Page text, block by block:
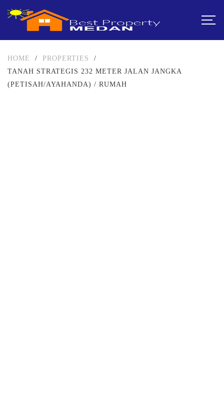
HOME / PROPERTIES
/
TANAH STRATEGIS 232 METER JALAN JANGKA
(PETISAH/AYAHANDA) / RUMAH